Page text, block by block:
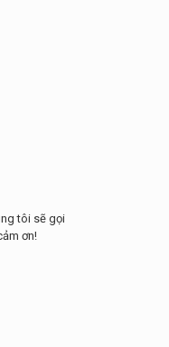
tôi sẽ gọi
ơn!